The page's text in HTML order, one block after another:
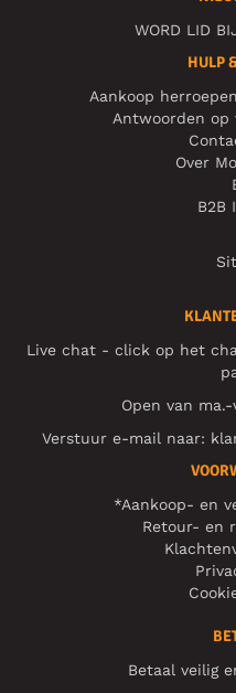
WORD LID
HULP
Aankoop
Antwoorden op
Over
B2B
Live chat - click op het
Open van
Verstuur e-mail naar:
*Aankoop- en
Retour- en
Betaal veilig